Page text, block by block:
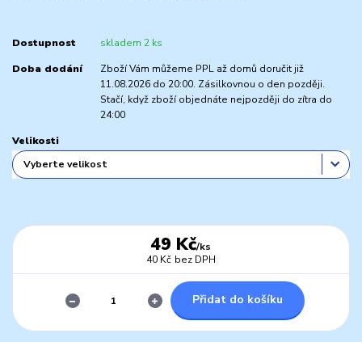
Dostupnost skladem 2 ks
Doba dodání
Zboží Vám můžeme PPL až domů doručit již
11.08.2026 do 20:00. Zásilkovnou o den později.
Stačí, když zboží objednáte nejpozději do zítra do
24:00
Velikosti
49 Kč/ks
40 Kč bez DPH
Přidat do košíku